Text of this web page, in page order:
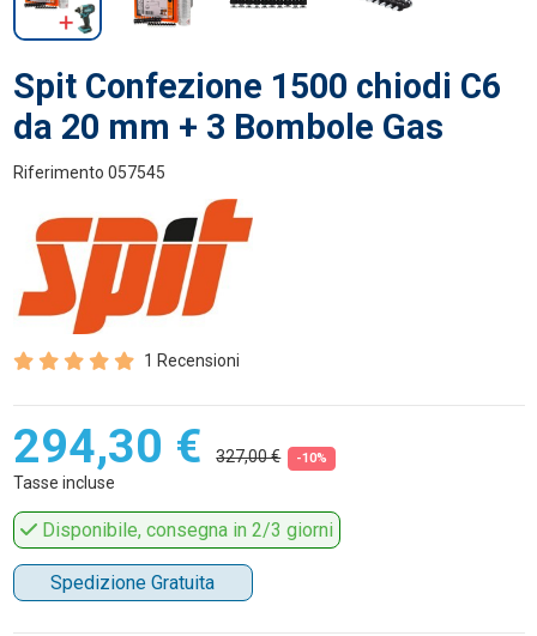
Spit Confezione 1500 chiodi C6
da 20 mm + 3 Bombole Gas
Riferimento 057545
1 Recensioni
294,30 € 327,00 € -10%
Tasse incluse
Disponibile, consegna in 2/3 giorni
Spedizione Gratuita